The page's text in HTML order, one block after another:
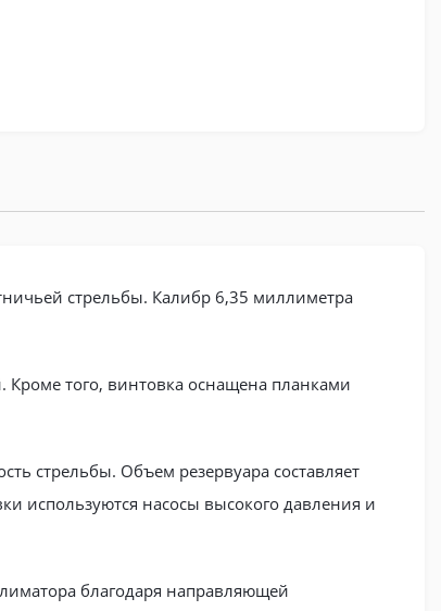
стрельбы. Калибр 6,35 миллиметра
того, винтовка оснащена планками
стрельбы. Объем резервуара составляет
используются насосы высокого давления и
благодаря направляющей